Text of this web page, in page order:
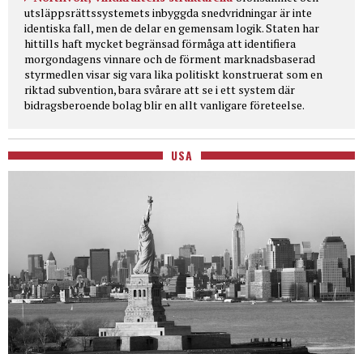
utsläppsrättssystemets inbyggda snedvridningar är inte
identiska fall, men de delar en gemensam logik. Staten har
hittills haft mycket begränsad förmåga att identifiera
morgondagens vinnare och de förment marknadsbaserad
styrmedlen visar sig vara lika politiskt konstruerat som en
riktad subvention, bara svårare att se i ett system där
bidragsberoende bolag blir en allt vanligare företeelse.
USA